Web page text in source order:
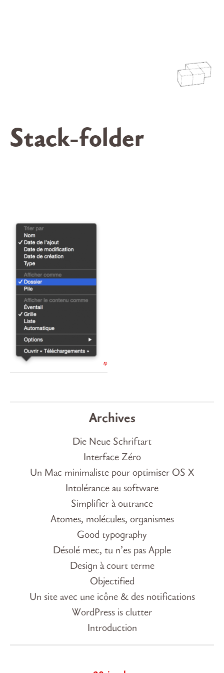
Stack-folder
Archives
Die Neue Schriftart
Interface Zéro
Un Mac minimaliste pour optimiser OS X
Intolérance au software
Simplifier à outrance
Atomes, molécules, organismes
Good typography
Désolé mec, tu n’es pas Apple
Design à court terme
Objectified
Un site avec une icône & des notifications
WordPress is clutter
Introduction